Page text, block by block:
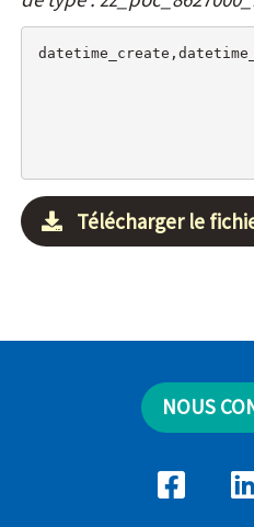
Télécharger le
NOUS